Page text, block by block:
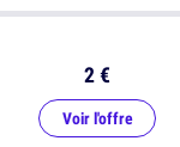
2 €
Voir l'offre